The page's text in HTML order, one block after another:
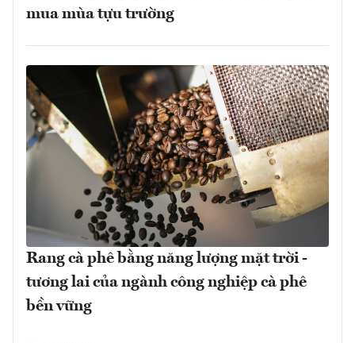
mua mùa tựu trường
Rang cà phê bằng năng lượng mặt trời -
tương lai của ngành công nghiệp cà phê
bền vững